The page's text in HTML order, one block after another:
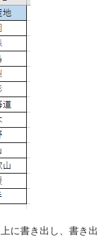
に書き出し、書き出